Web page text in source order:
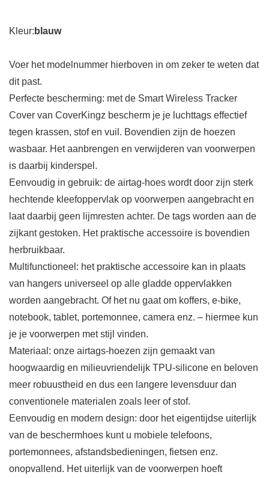
Kleur: blauw
Voer het modelnummer hierboven in om zeker te weten dat
dit past.
Perfecte bescherming: met de Smart Wireless Tracker
Cover van CoverKingz bescherm je je luchttags effectief
tegen krassen, stof en vuil. Bovendien zijn de hoezen
wasbaar. Het aanbrengen en verwijderen van voorwerpen
is daarbij kinderspel.
Eenvoudig in gebruik: de airtag-hoes wordt door zijn sterk
hechtende kleefoppervlak op voorwerpen aangebracht en
laat daarbij geen lijmresten achter. De tags worden aan de
zijkant gestoken. Het praktische accessoire is bovendien
herbruikbaar.
Multifunctioneel: het praktische accessoire kan in plaats
van hangers universeel op alle gladde oppervlakken
worden aangebracht. Of het nu gaat om koffers, e-bike,
notebook, tablet, portemonnee, camera enz. – hiermee kun
je je voorwerpen met stijl vinden.
Materiaal: onze airtags-hoezen zijn gemaakt van
hoogwaardig en milieuvriendelijk TPU-silicone en beloven
meer robuustheid en dus een langere levensduur dan
conventionele materialen zoals leer of stof.
Eenvoudig en modern design: door het eigentijdse uiterlijk
van de beschermhoes kunt u mobiele telefoons,
portemonnees, afstandsbedieningen, fietsen enz.
onopvallend. Het uiterlijk van de voorwerpen hoeft